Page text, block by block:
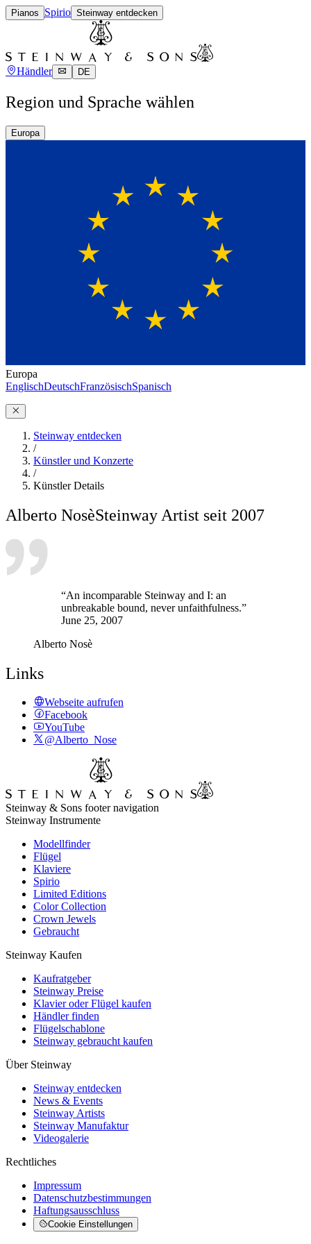
Pianos Spirio Steinway entdecken
Händler DE
Region und Sprache wählen
Europa
Europa
EnglischDeutschFranzösischSpanisch
Steinway entdecken
/
Künstler und Konzerte
/
Künstler Details
Alberto NosèSteinway Artist seit 2007
“An incomparable Steinway and I: an
unbreakable bound, never unfaithfulness.”
June 25, 2007
Alberto Nosè
Links
Webseite aufrufen
Facebook
YouTube
@Alberto_Nose
Steinway & Sons footer navigation
Steinway Instrumente
Modellfinder
Flügel
Klaviere
Spirio
Limited Editions
Color Collection
Crown Jewels
Gebraucht
Steinway Kaufen
Kaufratgeber
Steinway Preise
Klavier oder Flügel kaufen
Händler finden
Flügelschablone
Steinway gebraucht kaufen
Über Steinway
Steinway entdecken
News & Events
Steinway Artists
Steinway Manufaktur
Videogalerie
Rechtliches
Impressum
Datenschutzbestimmungen
Haftungsausschluss
Cookie Einstellungen